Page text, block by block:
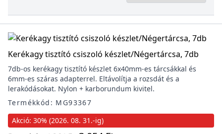
Kerékagy tisztító csiszoló készlet/Négertárcsa, 7db
7db-os kerékagy tisztító készlet 6x40mm-es tárcsákkal és
6mm-es száras adapterrel. Eltávolítja a rozsdát és a
lerakódásokat. Nylon + karborundum kivitel.
Termékkód: MG93367
Akció: 30% (2026. 08. 31.-ig)